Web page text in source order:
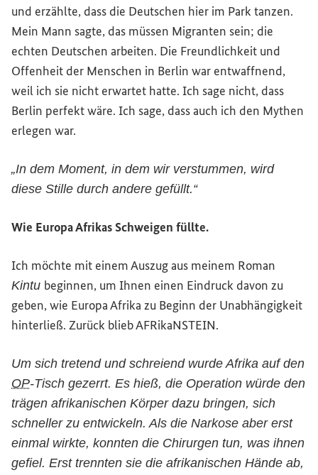
und erzählte, dass die Deutschen hier im Park tanzen.
Mein Mann sagte, das müssen Migranten sein; die
echten Deutschen arbeiten. Die Freundlichkeit und
Offenheit der Menschen in Berlin war entwaffnend,
weil ich sie nicht erwartet hatte. Ich sage nicht, dass
Berlin perfekt wäre. Ich sage, dass auch ich den Mythen
erlegen war.
„In dem Moment, in dem wir verstummen, wird
diese Stille durch andere gefüllt.“
Wie Europa Afrikas Schweigen füllte.
Ich möchte mit einem Auszug aus meinem Roman
Kintu beginnen, um Ihnen einen Eindruck davon zu
geben, wie Europa Afrika zu Beginn der Unabhängigkeit
hinterließ. Zurück blieb AFRikaNSTEIN.
Um sich tretend und schreiend wurde Afrika auf den
OP-Tisch gezerrt. Es hieß, die Operation würde den
trägen afrikanischen Körper dazu bringen, sich
schneller zu entwickeln. Als die Narkose aber erst
einmal wirkte, konnten die Chirurgen tun, was ihnen
gefiel. Erst trennten sie die afrikanischen Hände ab,